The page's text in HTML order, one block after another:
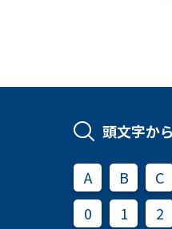
頭文字か
A B C
0
1 2